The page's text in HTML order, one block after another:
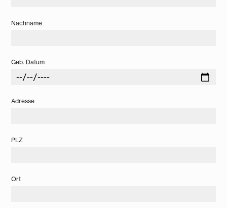
Nachname
Geb. Datum
Adresse
PLZ
Ort